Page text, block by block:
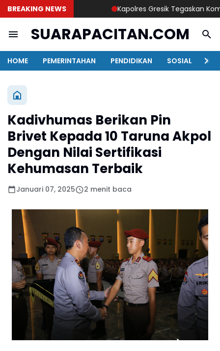
BREAKING NEWS Kapolres Gresik Tegaskan
SUARAPACITAN.COM
HOME PEMERINTAHAN PENDIDIKAN SOSIAL
Kadivhumas Berikan Pin
Brivet Kepada 10 Taruna Akpol
Dengan Nilai Sertifikasi
Kehumasan Terbaik
Januari 07, 2025 2 menit baca